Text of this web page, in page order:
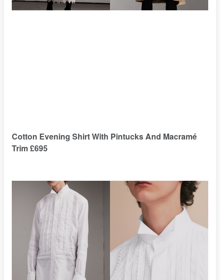
Cotton Evening Shirt With Pintucks And Macramé
Trim £695